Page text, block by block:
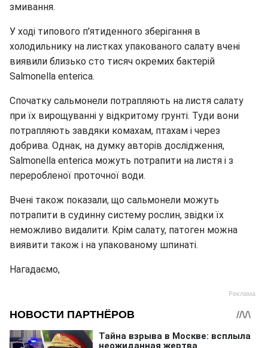
змивання.
У ході типового п'ятиденного зберігання в
холодильнику на листках упакованого салату вчені
виявили близько сто тисяч окремих бактерій
Salmonella enterica.
Спочатку сальмонели потрапляють на листя салату
при їх вирощуванні у відкритому грунті. Туди вони
потрапляють завдяки комахам, птахам і через
добрива. Однак, на думку авторів дослідження,
Salmonella enterica можуть потрапити на листя і з
переробленої проточної води.
Вчені також показали, що сальмонели можуть
потрапити в судинну систему рослин, звідки їх
неможливо видалити. Крім салату, патоген можна
виявити також і на упакованому шпинаті.
Нагадаємо,